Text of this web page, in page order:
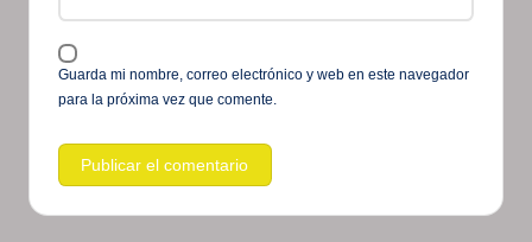
Guarda mi nombre, correo electrónico y web en este navegador
para la próxima vez que comente.